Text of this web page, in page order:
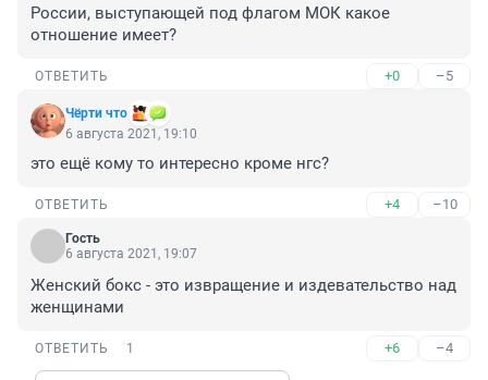
России, выступающей под флагом МОК какое
отношение имеет?
ОТВЕТИТЬ +0 –5
Чёрти что
6 августа 2021, 19:10
это ещё кому то интересно кроме нгс?
ОТВЕТИТЬ +4 –10
Гость
6 августа 2021, 19:07
Женский бокс - это извращение и издевательство над
женщинами
ОТВЕТИТЬ 1 +6 –4